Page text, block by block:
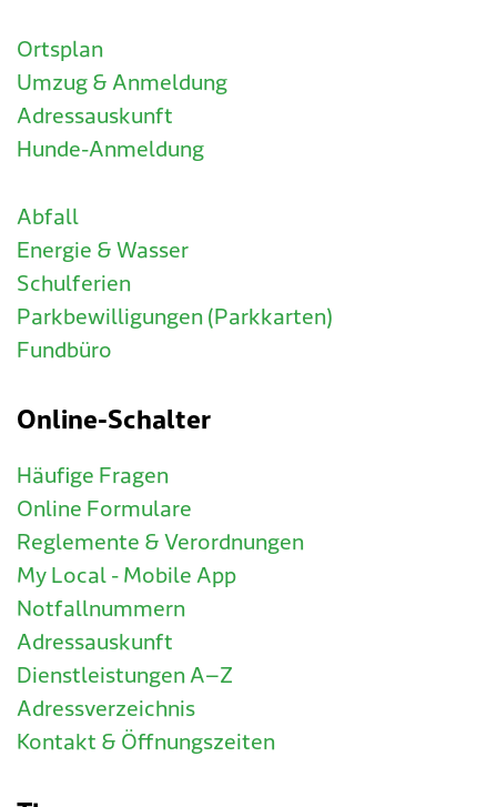
Ortsplan
Umzug & Anmeldung
Adressauskunft
Hunde-Anmeldung
Abfall
Energie & Wasser
Schulferien
Parkbewilligungen (Parkkarten)
Fundbüro
Online-Schalter
Häufige Fragen
Online Formulare
Reglemente & Verordnungen
My Local - Mobile App
Notfallnummern
Adressauskunft
Dienstleistungen A–Z
Adressverzeichnis
Kontakt & Öffnungszeiten